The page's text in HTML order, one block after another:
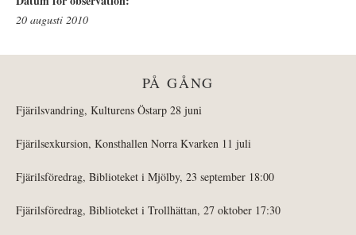
20 augusti 2010
PÅ GÅNG
Fjärilsvandring, Kulturens Östarp 28 juni
Fjärilsexkursion, Konsthallen Norra Kvarken 11 juli
Fjärilsföredrag, Biblioteket i Mjölby, 23 september 18:00
Fjärilsföredrag, Biblioteket i Trollhättan, 27 oktober 17:30